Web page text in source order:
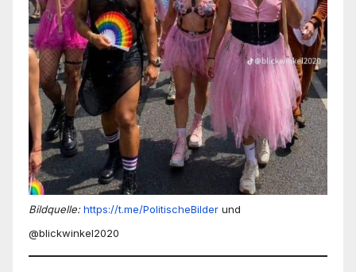
Bildquelle: https://t.me/PolitischeBilder und
@blickwinkel2020